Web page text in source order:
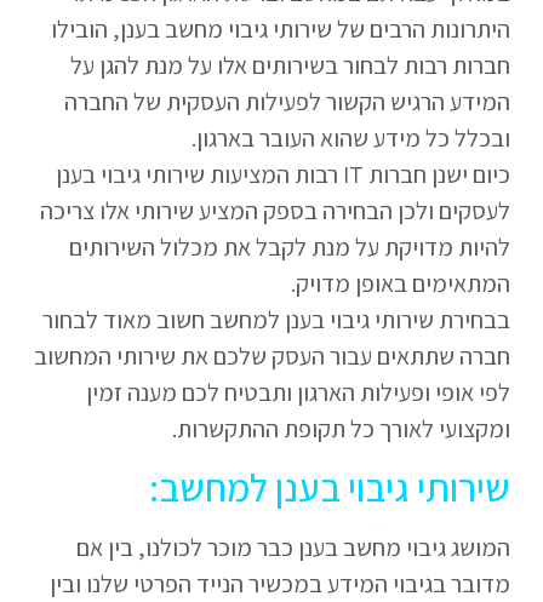
היתרונות הרבים של שירותי גיבוי מחשב בענן, הובילו
חברות רבות לבחור בשירותים אלו על מנת להגן על
המידע הרגיש הקשור לפעילות העסקית של החברה
ובכלל כל מידע שהוא העובר בארגון.
כיום ישנן חברות IT רבות המציעות שירותי גיבוי בענן
לעסקים ולכן הבחירה בספק המציע שירותי אלו צריכה
להיות מדויקת על מנת לקבל את מכלול השירותים
המתאימים באופן מדויק.
בבחירת שירותי גיבוי בענן למחשב חשוב מאוד לבחור
חברה שתתאים עבור העסק שלכם את שירותי המחשוב
לפי אופי ופעילות הארגון ותבטיח לכם מענה זמין
ומקצועי לאורך כל תקופת ההתקשרות.
שירותי גיבוי בענן למחשב:
המושג גיבוי מחשב בענן כבר מוכר לכולנו, בין אם
מדובר בגיבוי המידע במכשיר הנייד הפרטי שלנו ובין